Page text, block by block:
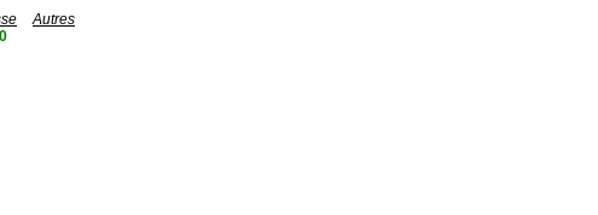
Autres